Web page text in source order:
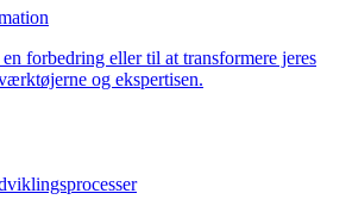
forbedring eller til at transformere jeres
og ekspertisen.